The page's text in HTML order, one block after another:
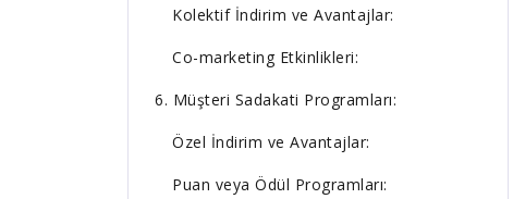
Kolektif İndirim ve Avantajlar:
Co-marketing Etkinlikleri:
6. Müşteri Sadakati Programları:
Özel İndirim ve Avantajlar:
Puan veya Ödül Programları: